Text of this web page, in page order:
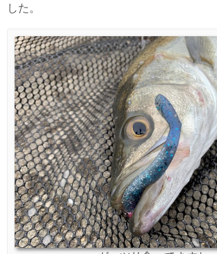
した。